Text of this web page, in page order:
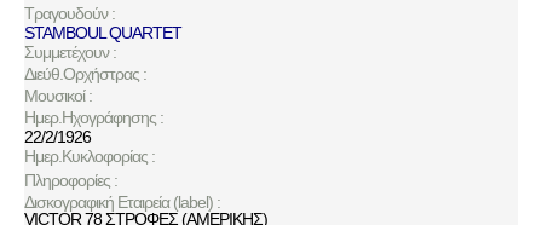
Τραγουδούν :
STAMBOUL QUARTET
Συμμετέχουν :
Διεύθ.Ορχήστρας :
Μουσικοί :
Ημερ.Ηχογράφησης :
22/2/1926
Ημερ.Κυκλοφορίας :
Πληροφορίες :
Δισκογραφική Εταιρεία (label) :
VICTOR 78 ΣΤΡΟΦΕΣ (ΑΜΕΡΙΚΗΣ)